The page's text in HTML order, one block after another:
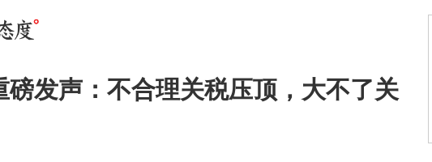
磅发声：不合理关税压顶，大不了关